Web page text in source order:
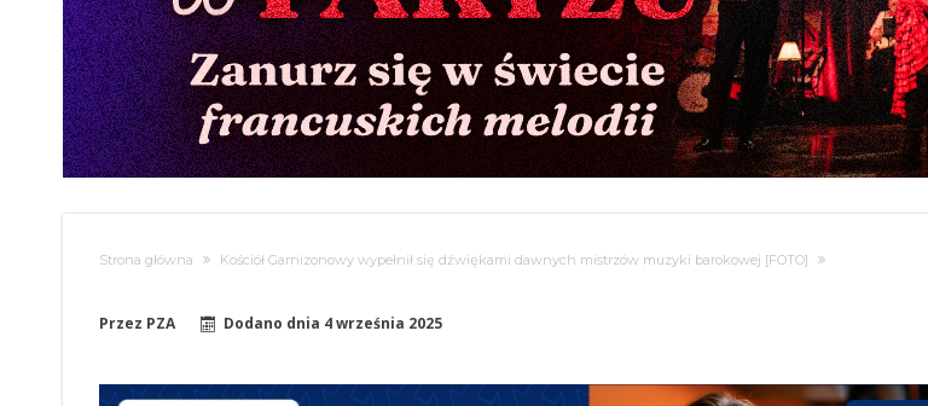
Strona główna Kościół Garnizonowy wypełnił się dźwiękami dawnych mistrzów muzyki barokowej [FOTO]
Przez PZA Dodano dnia 4 września 2025